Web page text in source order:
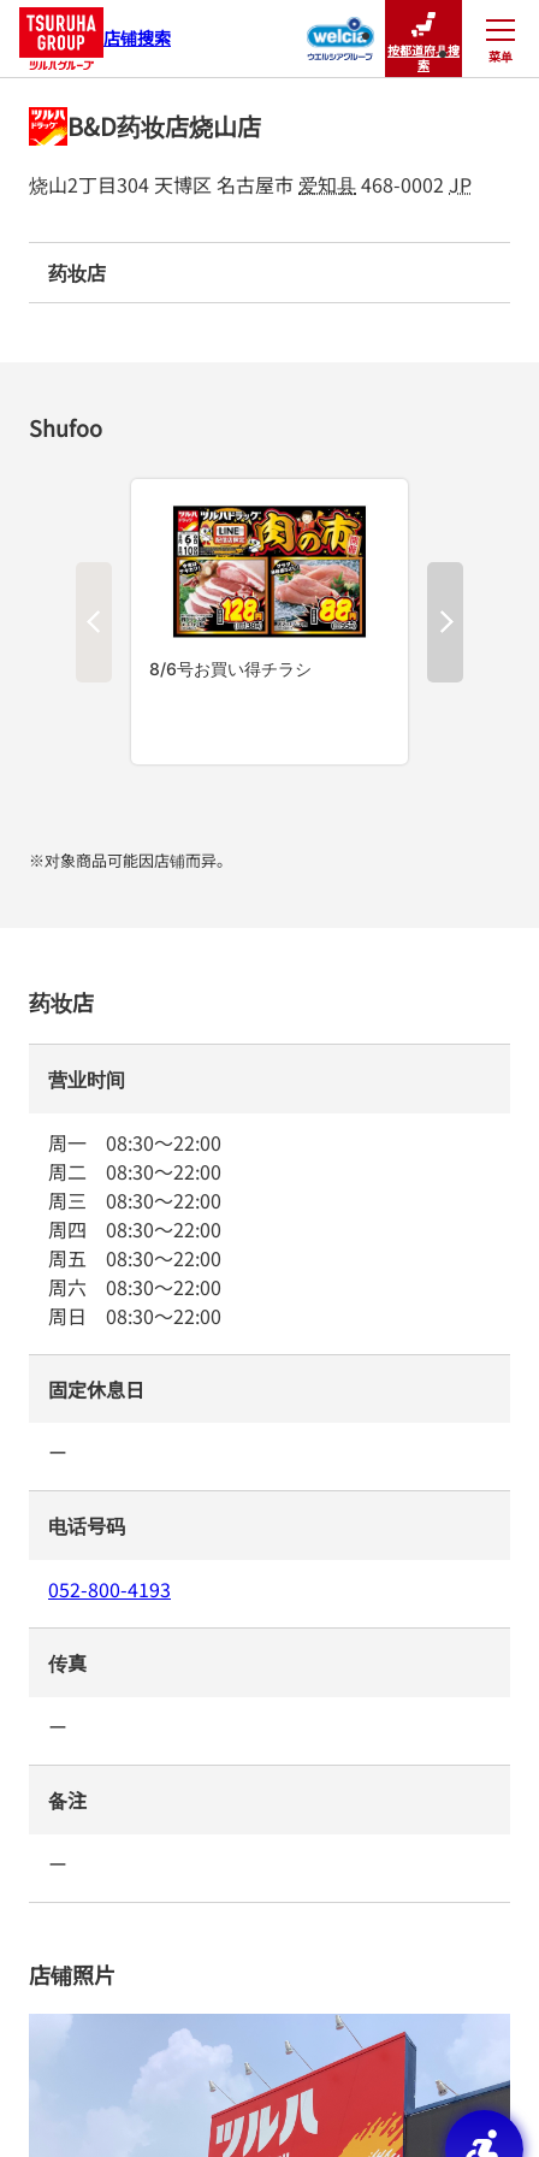
店铺搜索
按都道府县搜
索
菜单
关闭
B&D药妆店烧山店
烧山2丁目304 天博区名古屋市爱知县468-0002 JP
药妆店
Shufoo
※对象商品可能因店铺而异。
药妆店
营业时间
周一 08:30～22:00
周二 08:30～22:00
周三 08:30～22:00
周四 08:30～22:00
周五 08:30～22:00
周六 08:30～22:00
周日 08:30～22:00
固定休息日
ー
电话号码
052-800-4193
传真
ー
备注
ー
店铺照片